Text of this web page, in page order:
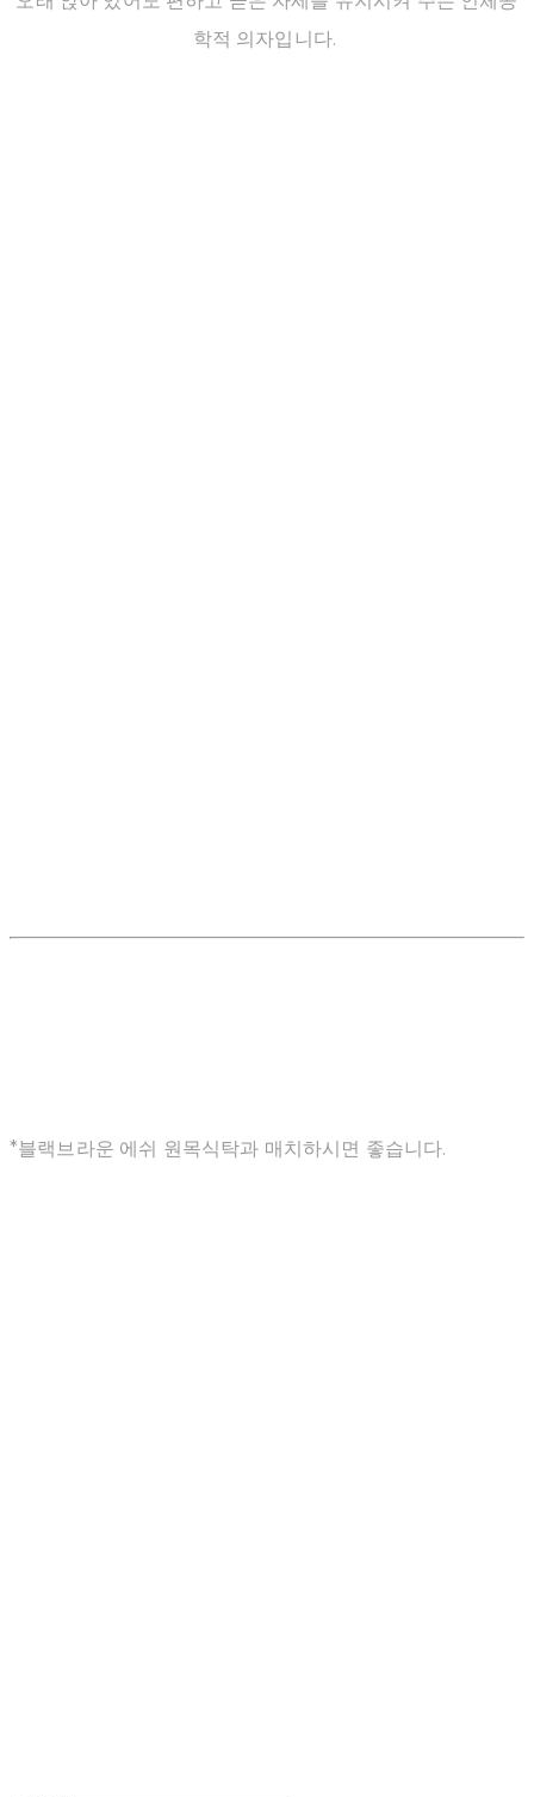
학적 의자입니다.
*블랙브라운 에쉬 원목식탁과 매치하시면 좋습니다.